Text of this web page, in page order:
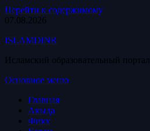
Перейти к содержимому
07.08.2026
ISLAMDINR
Исламский образовательный портал
Основное меню
Главная
Акыда
Фикх